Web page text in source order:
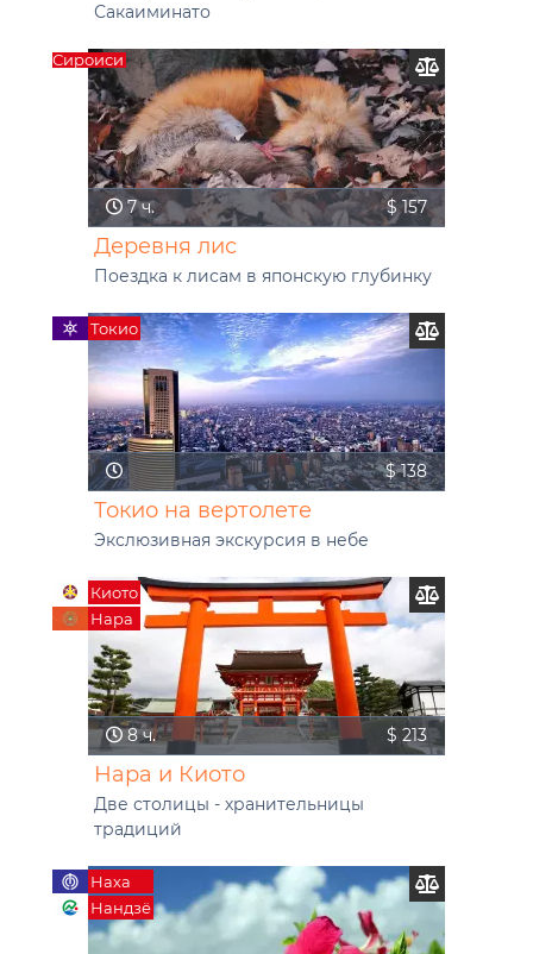
Сакаиминато
Сироиси
7 ч. $ 157
Деревня лис
Поездка к лисам в японскую глубинку
Токио
$ 138
Токио на вертолете
Экслюзивная экскурсия в небе
Киото
Нара
8 ч. $ 213
Нара и Киото
Две столицы - хранительницы
традиций
Наха
Нандзё